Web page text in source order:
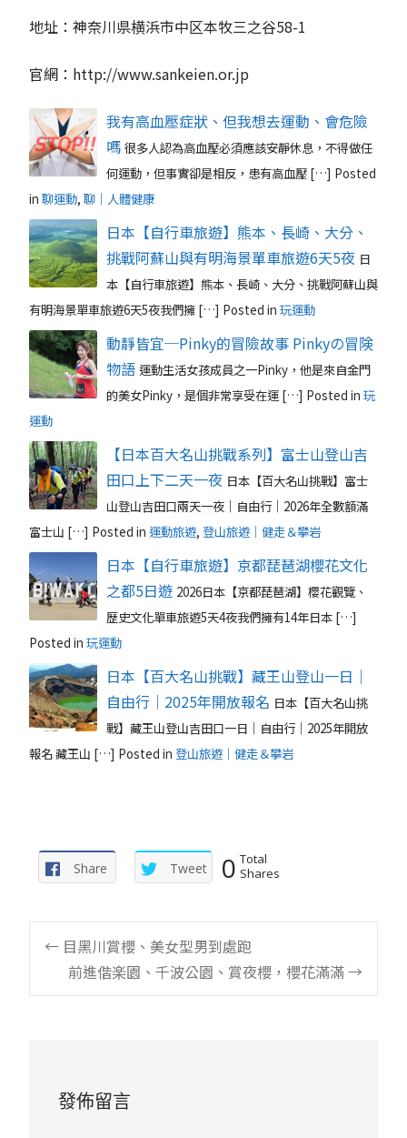
地址：神奈川県横浜市中区本牧三之谷58-1
官網：http://www.sankeien.or.jp
我有高血壓症狀、但我想去運動、會危險
嗎 很多人認為高血壓必須應該安靜休息，不得做任
何運動，但事實卻是相反，患有高血壓 […] Posted
in 聊運動, 聊｜人體健康
日本【自行車旅遊】熊本、長崎、大分、
挑戰阿蘇山與有明海景單車旅遊6天5夜 日
本【自行車旅遊】熊本、長崎、大分、挑戰阿蘇山與
有明海景單車旅遊6天5夜我們擁 […] Posted in 玩運動
動靜皆宜─Pinky的冒險故事 Pinkyの冒険
物語 運動生活女孩成員之一Pinky，他是來自金門
的美女Pinky，是個非常享受在運 […] Posted in 玩
運動
【日本百大名山挑戰系列】富士山登山吉
田口上下二天一夜 日本【百大名山挑戰】富士
山登山吉田口兩天一夜｜自由行｜2026年全數額滿
富士山 […] Posted in 運動旅遊, 登山旅遊｜健走＆攀岩
日本【自行車旅遊】京都琵琶湖櫻花文化
之都5日遊 2026日本【京都琵琶湖】櫻花觀覽、
歷史文化單車旅遊5天4夜我們擁有14年日本 […]
Posted in 玩運動
日本【百大名山挑戰】藏王山登山一日｜
自由行｜2025年開放報名 日本【百大名山挑
戰】藏王山登山吉田口一日｜自由行｜2025年開放
報名 藏王山 […] Posted in 登山旅遊｜健走＆攀岩
Share Tweet 0 Total
Shares
Post
navigation
← 目黑川賞櫻、美女型男到處跑
前進偕楽園、千波公園、賞夜櫻，櫻花滿滿→
發佈留言